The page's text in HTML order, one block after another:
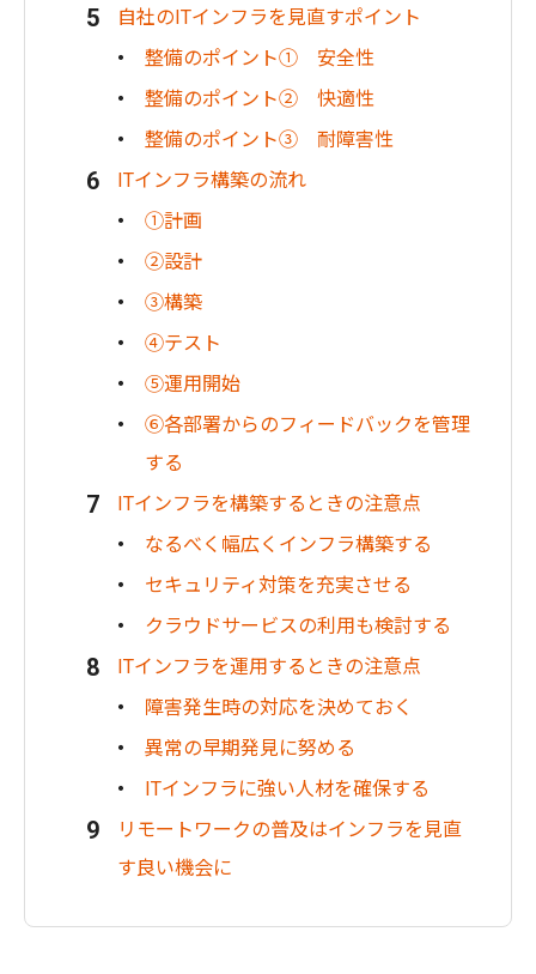
自社のITインフラを見直すポイント
整備のポイント① 安全性
整備のポイント② 快適性
整備のポイント③ 耐障害性
ITインフラ構築の流れ
①計画
②設計
③構築
④テスト
⑤運用開始
⑥各部署からのフィードバックを管理
する
ITインフラを構築するときの注意点
なるべく幅広くインフラ構築する
セキュリティ対策を充実させる
クラウドサービスの利用も検討する
ITインフラを運用するときの注意点
障害発生時の対応を決めておく
異常の早期発見に努める
ITインフラに強い人材を確保する
リモートワークの普及はインフラを見直
す良い機会に